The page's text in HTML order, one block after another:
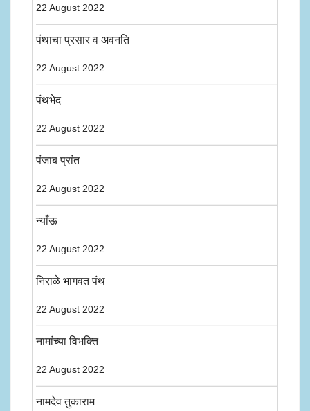
22 August 2022
पंथाचा प्रसार व अवनति
22 August 2022
पंथभेद
22 August 2022
पंजाब प्रांत
22 August 2022
न्याँऊ
22 August 2022
निराळे भागवत पंथ
22 August 2022
नामांच्या विभक्ति
22 August 2022
नामदेव तुकाराम